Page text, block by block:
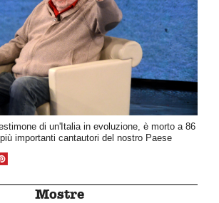
di un'Italia in evoluzione, è morto a 86
importanti cantautori del nostro Paese
Mostre